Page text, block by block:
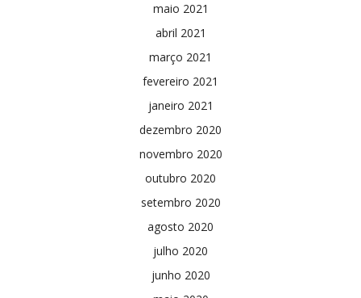
maio 2021
abril 2021
março 2021
fevereiro 2021
janeiro 2021
dezembro 2020
novembro 2020
outubro 2020
setembro 2020
agosto 2020
julho 2020
junho 2020